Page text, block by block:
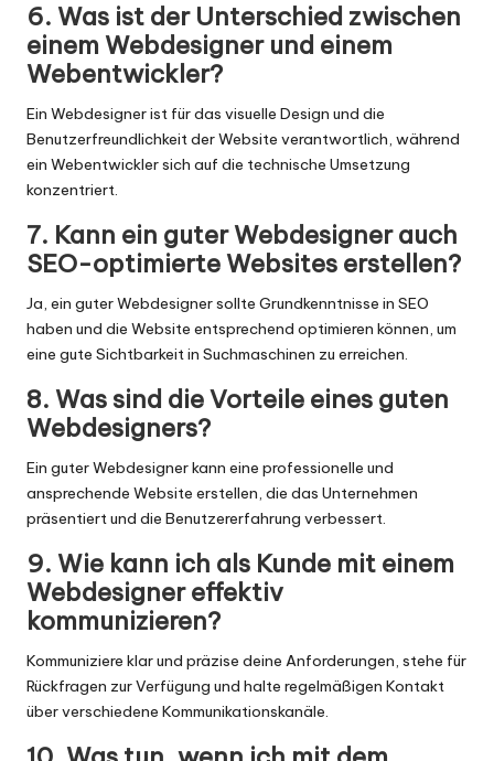
6. Was ist der Unterschied zwischen
einem Webdesigner und einem
Webentwickler?
Ein Webdesigner ist für das visuelle Design und die
Benutzerfreundlichkeit der Website verantwortlich, während
ein Webentwickler sich auf die technische Umsetzung
konzentriert.
7. Kann ein guter Webdesigner auch
SEO-optimierte Websites erstellen?
Ja, ein guter Webdesigner sollte Grundkenntnisse in SEO
haben und die Website entsprechend optimieren können, um
eine gute Sichtbarkeit in Suchmaschinen zu erreichen.
8. Was sind die Vorteile eines guten
Webdesigners?
Ein guter Webdesigner kann eine professionelle und
ansprechende Website erstellen, die das Unternehmen
präsentiert und die Benutzererfahrung verbessert.
9. Wie kann ich als Kunde mit einem
Webdesigner effektiv
kommunizieren?
Kommuniziere klar und präzise deine Anforderungen, stehe für
Rückfragen zur Verfügung und halte regelmäßigen Kontakt
über verschiedene Kommunikationskanäle.